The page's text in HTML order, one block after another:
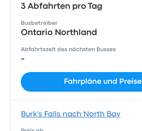
3 Abfahrten pro Tag
Busbetreiber
Ontario Northland
Abfahrtszeit des nächsten Busses
-
Fahrpläne und Preise
Burk's Falls nach North Bay